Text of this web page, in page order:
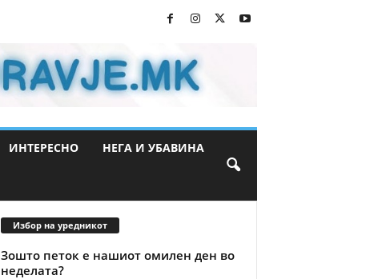
ИНТЕРЕСНО НЕГА И УБАВИНА
Избор на уредникот
Зошто петок е нашиот омилен ден во
неделата?